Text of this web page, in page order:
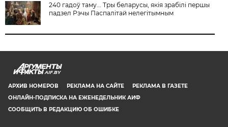
240 гадоў таму... Тры беларусы, якія зрабілі першы
падзел Рэчы Паспалітай нелегітымным
AIF.BY
АРХИВ НОМЕРОВ РЕКЛАМА НА САЙТЕ
РЕКЛАМА В ГАЗЕТЕ
ОНЛАЙН-ПОДПИСКА НА ЕЖЕНЕДЕЛЬНИК АИФ
СООБЩИТЬ В РЕДАКЦИЮ ОБ ОШИБКЕ